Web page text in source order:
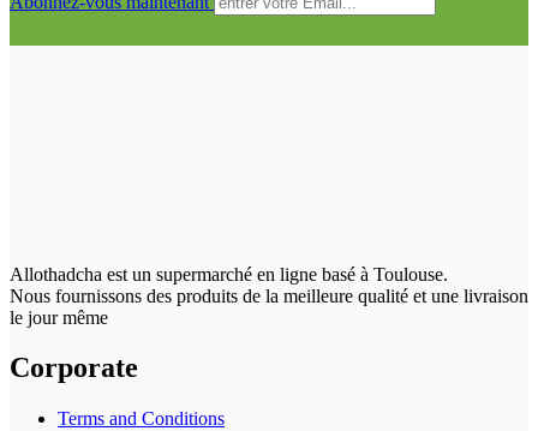
Allothadcha est un supermarché en ligne basé à Toulouse.
Nous fournissons des produits de la meilleure qualité et une livraison
le jour même
Corporate
Terms and Conditions